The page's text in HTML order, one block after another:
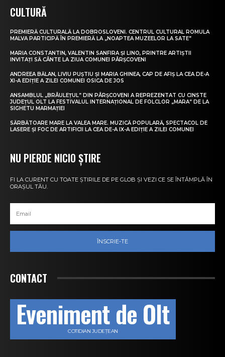
CULTURĂ
PREMIERĂ CULTURALĂ LA DOBROSLOVENI. CENTRUL CULTURAL ROMULA
MALVA PARTICIPĂ ÎN PREMIERĂ LA „NOAPTEA MUZEELOR LA SATE”
MARIA CONSTANTIN, VALENTIN SANFIRA ȘI LINO, PRINTRE ARTIȘTII
INVITAȚI SĂ CÂNTE LA ZIUA COMUNEI PÂRȘCOVENI
ANDREEA BĂLAN, LIVIU PUȘTIU ȘI MARIA GHINEA, CAP DE AFIȘ LA CEA DE-A
XI-A EDIȚIE A ZILEI COMUNEI OSICA DE JOS
ANSAMBLUL „BRÂULEȚUL” DIN PÂRȘCOVENI A REPREZENTAT CU CINSTE
JUDEȚUL OLT LA FESTIVALUL INTERNAȚIONAL DE FOLCLOR „MARA” DE LA
SIGHETU MARMAȚIEI
SĂRBĂTOARE MARE LA VALEA MARE. MUZICĂ POPULARĂ, SPECTACOL DE
LASERE ȘI FOC DE ARTIFICII LA CEA DE-A IX-A EDIȚIE A ZILEI COMUNEI
NU PIERDE NICIO ȘTIRE
FI LA CURENT CU TOATE ȘTIRILE DE PE GLOB ȘI VEZI CE SE ÎNTÂMPLĂ ÎN
ORAȘUL TĂU.
ÎNSCRIE-TE
CONTACT
Eveniment de Olt
COTIDIAN JUDEȚEAN